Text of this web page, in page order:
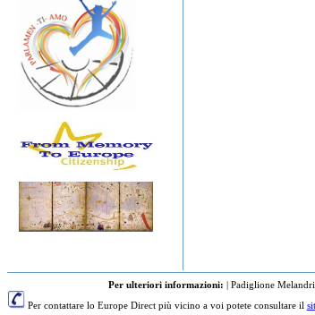
Per ulteriori informazioni: | Padiglione
Per contattare lo Europe Direct più vicino a voi potete consultare il